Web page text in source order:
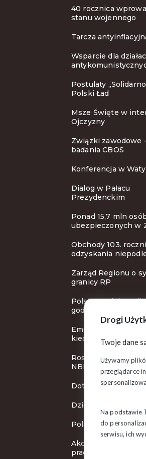
Drogi
Twoje dane
Używamy
przeglądarce
Na podstawie
do
serwisu, ich
40 rocznica
stanu wojennego
Tarcza
Wsparcie dla
Postulaty
Polski Ład
Msze Święte w
Ojczyzny
Związki zawodowe -
badania CBOS
Konferencja w
Dialog w Pałacu
Prezydenckim
Ponad 15,7 mln
ubezpieczonych w
Obchody 103.
odzyskania
Zarząd Regionu o
granicy RP
Polska z większą
godzin pracy!
Emerytura bez
kiedy?
Rosną stopy
NBP
Dotacje na
Dzień Zaduszny
Polacy chcą
Akcja protestacyjna
pracowników handlu